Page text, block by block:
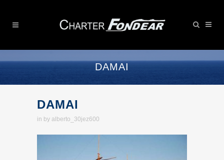
DAMAI
DAMAI
in by alberto_30jez600